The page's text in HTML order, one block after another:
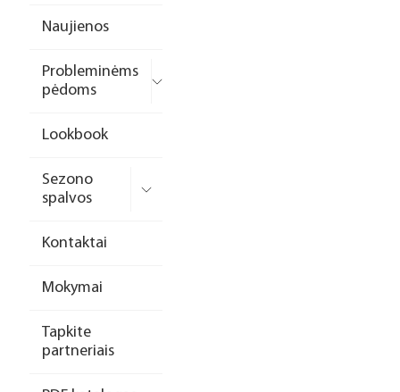
Naujienos
Probleminėms
pėdoms
Lookbook
Sezono
spalvos
Kontaktai
Mokymai
Tapkite
partneriais